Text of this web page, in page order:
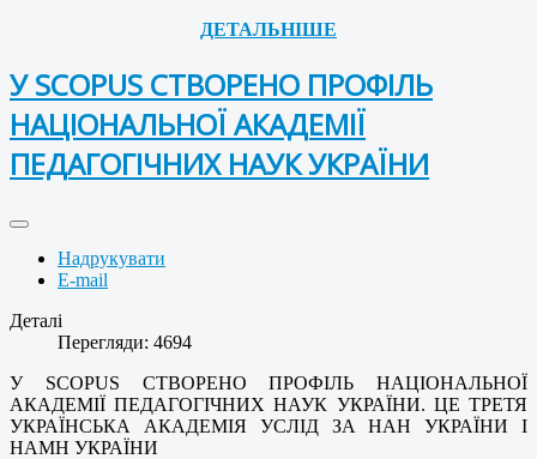
ДЕТАЛЬНІШЕ
У SCOPUS СТВОРЕНО ПРОФІЛЬ
НАЦІОНАЛЬНОЇ АКАДЕМІЇ
ПЕДАГОГІЧНИХ НАУК УКРАЇНИ
Надрукувати
E-mail
Деталі
Перегляди: 4694
У SCOPUS СТВОРЕНО ПРОФІЛЬ НАЦІОНАЛЬНОЇ
АКАДЕМІЇ ПЕДАГОГІЧНИХ НАУК УКРАЇНИ. ЦЕ ТРЕТЯ
УКРАЇНСЬКА АКАДЕМІЯ УСЛІД ЗА НАН УКРАЇНИ І
НАМН УКРАЇНИ